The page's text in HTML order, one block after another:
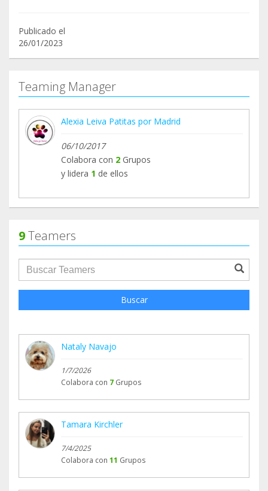
Publicado el
26/01/2023
Teaming Manager
Alexia Leiva Patitas por Madrid
06/10/2017
Colabora con 2 Grupos
y lidera 1 de ellos
9Teamers
groupProfile.searchForm.search.text???
Buscar
Nataly Navajo
1/7/2026
Colabora con 7 Grupos
Tamara Kirchler
7/4/2025
Colabora con 11 Grupos